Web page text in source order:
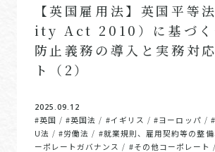
【英国雇用法】英国平等
ity Act 2010）に基づく
防止義務の導入と実務対
ト（2）
2025.09.12
#英国 / #英国法 / #イギリス /#ヨーロッパ /
U法 / #労働法 / #就業規則、雇用契約等の整
ーポレートガバナンス / #その他コーポレート /